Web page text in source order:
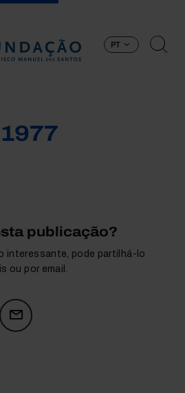
PT
publicação?
interessante, pode partilhá-lo
ou por email.